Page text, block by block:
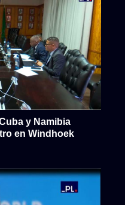
y Namibia
en Windhoek